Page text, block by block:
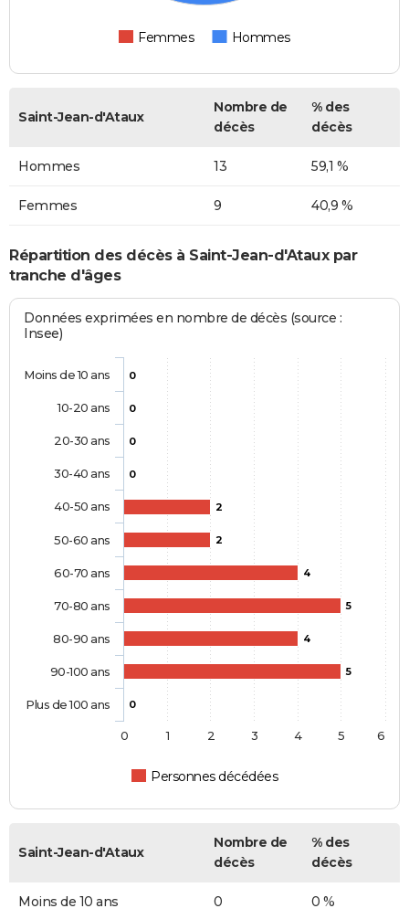
Femmes Hommes
Saint-Jean-d'Ataux
Nombre de
décès
% des
décès
Hommes 13 59,1 %
Femmes 9 40,9 %
Répartition des décès à Saint-Jean-d'Ataux par
tranche d'âges
Données exprimées en nombre de décès (source :
Insee)
0
0
0
0
2
2
4
5
4
5
0
Personnes décédées
Moins de 10 ans
10-20 ans
20-30 ans
30-40 ans
40-50 ans
50-60 ans
60-70 ans
70-80 ans
80-90 ans
90-100 ans
Plus de 100 ans
0 1 2 3 4 5 6
Saint-Jean-d'Ataux
Nombre de
décès
% des
décès
Moins de 10 ans 0 0 %